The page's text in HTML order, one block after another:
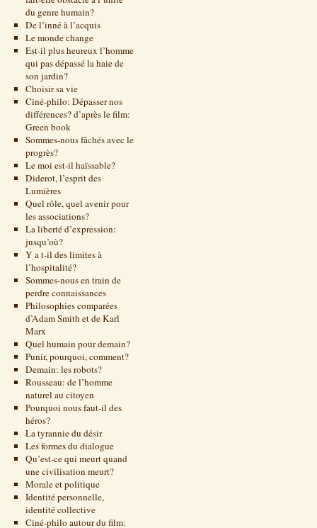
du genre humain?
De l’inné à l’acquis
Le monde change
Est-il plus heureux l’homme
qui pas dépassé la haie de
son jardin?
Choisir sa vie
Ciné-philo: Dépasser nos
différences? d’après le film:
Green book
Sommes-nous fâchés avec le
progrès?
Le moi est-il haïssable?
Diderot, l’esprit des
Lumières
Quel rôle, quel avenir pour
les associations?
La liberté d’expression:
jusqu’où?
Y a t-il des limites à
l’hospitalité?
Sommes-nous en train de
perdre connaissances
Philosophies comparées
d’Adam Smith et de Karl
Marx
Quel humain pour demain?
Punir, pourquoi, comment?
Demain: les robots?
Rousseau: de l’homme
naturel au citoyen
Pourquoi nous faut-il des
héros?
La tyrannie du désir
Les formes du dialogue
Qu’est-ce qui meurt quand
une civilisation meurt?
Morale et politique
Identité personnelle,
identité collective
Ciné-philo autour du film: